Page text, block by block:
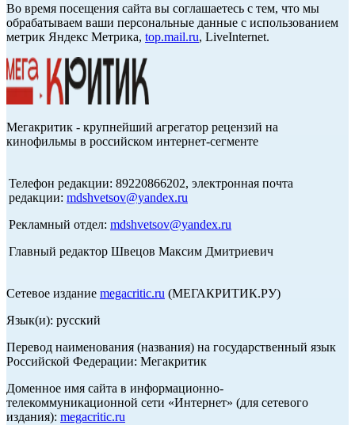
Во время посещения сайта вы соглашаетесь с тем, что мы
обрабатываем ваши персональные данные с использованием
метрик Яндекс Метрика, top.mail.ru, LiveInternet.
Мегакритик - крупнейший агрегатор рецензий на
кинофильмы в российском интернет-сегменте
Телефон редакции: 89220866202, электронная почта
редакции: mdshvetsov@yandex.ru
Рекламный отдел: mdshvetsov@yandex.ru
Главный редактор Швецов Максим Дмитриевич
Сетевое издание megacritic.ru (МЕГАКРИТИК.РУ)
Язык(и): русский
Перевод наименования (названия) на государственный язык
Российской Федерации: Мегакритик
Доменное имя сайта в информационно-
телекоммуникационной сети «Интернет» (для сетевого
издания): megacritic.ru